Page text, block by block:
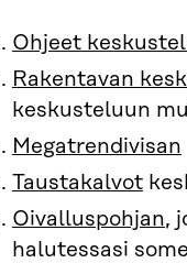
Ohjeet
Rakentavan
keskusteluun
Megatrendivisan
Taustakalvot
Oivalluspohjan,
halutessasi